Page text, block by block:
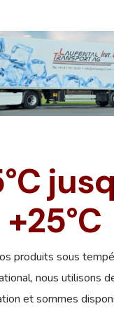
+25°C
produits sous
nous utilisons
et sommes